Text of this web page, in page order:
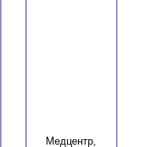
Медцентр,